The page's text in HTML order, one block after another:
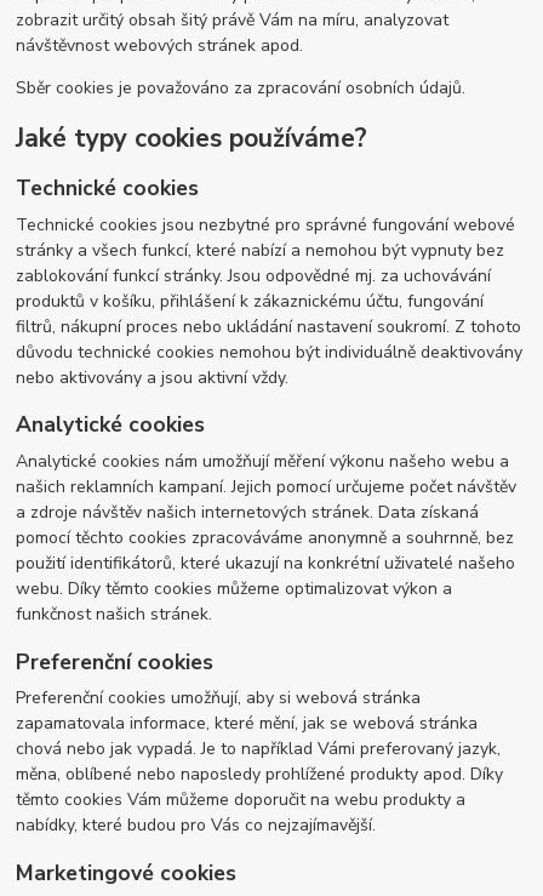
zobrazit určitý obsah šitý právě Vám na míru, analyzovat
návštěvnost webových stránek apod.
Sběr cookies je považováno za zpracování osobních údajů.
Jaké typy cookies používáme?
Technické cookies
Technické cookies jsou nezbytné pro správné fungování webové
stránky a všech funkcí, které nabízí a nemohou být vypnuty bez
zablokování funkcí stránky. Jsou odpovědné mj. za uchovávání
produktů v košíku, přihlášení k zákaznickému účtu, fungování
filtrů, nákupní proces nebo ukládání nastavení soukromí. Z tohoto
důvodu technické cookies nemohou být individuálně deaktivovány
nebo aktivovány a jsou aktivní vždy.
Analytické cookies
Analytické cookies nám umožňují měření výkonu našeho webu a
našich reklamních kampaní. Jejich pomocí určujeme počet návštěv
a zdroje návštěv našich internetových stránek. Data získaná
pomocí těchto cookies zpracováváme anonymně a souhrnně, bez
použití identifikátorů, které ukazují na konkrétní uživatelé našeho
webu. Díky těmto cookies můžeme optimalizovat výkon a
funkčnost našich stránek.
Preferenční cookies
Preferenční cookies umožňují, aby si webová stránka
zapamatovala informace, které mění, jak se webová stránka
chová nebo jak vypadá. Je to například Vámi preferovaný jazyk,
měna, oblíbené nebo naposledy prohlížené produkty apod. Díky
těmto cookies Vám můžeme doporučit na webu produkty a
nabídky, které budou pro Vás co nejzajímavější.
Marketingové cookies